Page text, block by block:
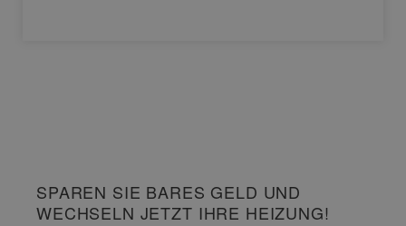
SPAREN SIE BARES GELD UND
WECHSELN JETZT IHRE HEIZUNG!